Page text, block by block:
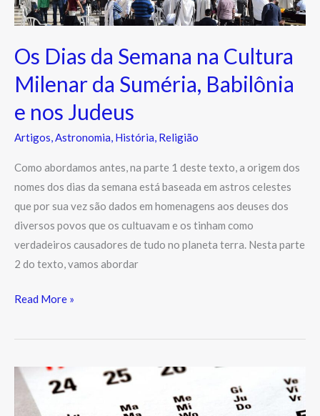
Os Dias da Semana na Cultura
Milenar da Suméria, Babilônia
e nos Judeus
Artigos,Astronomia, História, Religião
Como abordamos antes, na parte 1 deste texto, a origem dos
nomes dos dias da semana está baseada em astros celestes
que por sua vez são dados em homenagens aos deuses dos
diversos povos que os cultuavam e os tinham como
verdadeiros causadores de tudo no planeta terra. Nesta parte
2 do texto, vamos abordar
Babilônia
nos
Read More »
Origem
dos